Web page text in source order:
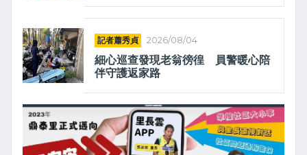
記者蕭秀貞 2026/08/04
細心巡查發現老翁徬徨 員警暖心陪
伴守護返家路